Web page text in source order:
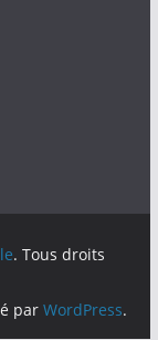
. Tous droits
parWordPress.